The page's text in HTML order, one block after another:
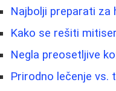
Najbolji preparati
Kako se rešiti
Negla preosetljive
Prirodno lečenje vs.